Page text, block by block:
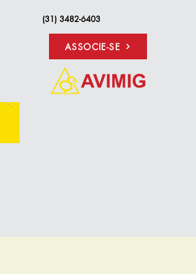
(31) 3482-6403
ASSOCIE-SE